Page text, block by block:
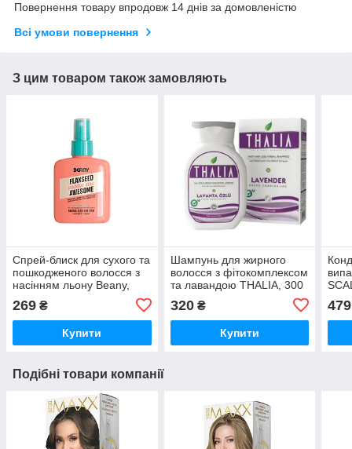
Повернення товару впродовж 14 днів за домовленістю
Всі умови повернення
З цим товаром також замовляють
Спрей-блиск для сухого та
пошкодженого волосся з
насінням льону Beany,
269 ₴
Купити
Шампунь для жирного
волосся з фітокомплексом
та лавандою THALIA, 300
320₴
Купити
479
Подібні товари компанії